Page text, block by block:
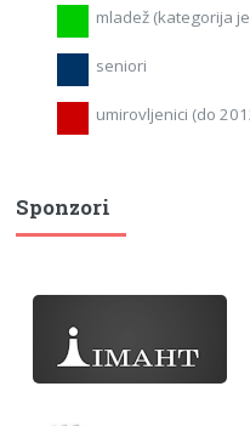
mladež (kategorija
seniori
umirovljenici (do
Sponzori